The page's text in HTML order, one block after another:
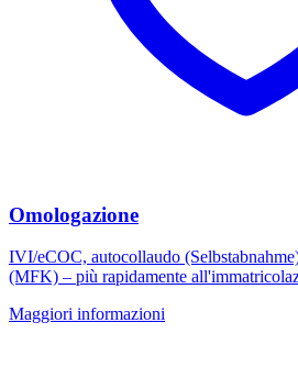
Omologazione
IVI/eCOC, autocollaudo
(MFK) – più rapidamente
Maggiori informazioni